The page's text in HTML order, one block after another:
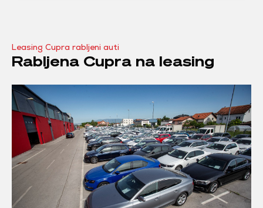
Leasing Cupra rabljeni auti
Rabljena Cupra na leasing